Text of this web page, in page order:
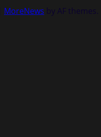
MoreNews by AF themes.